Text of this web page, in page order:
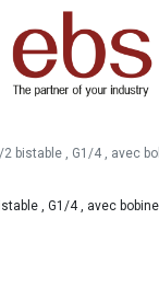
bistable , G1/4 , avec